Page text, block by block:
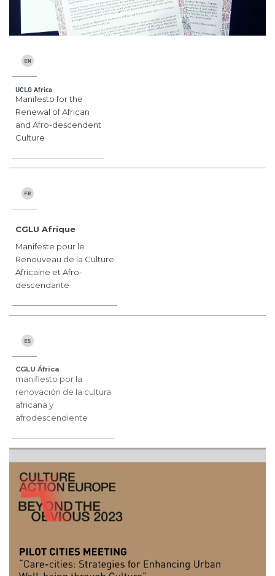
UCLG Africa
Manifesto for the
Renewal of African
and Afro-descendent
Culture
CGLU Afrique
Manifeste pour le
Renouveau de la Culture
Africaine et Afro-
descendante
CGLU África
manifiesto por la
renovación de la cultura
africana y
afrodescendiente